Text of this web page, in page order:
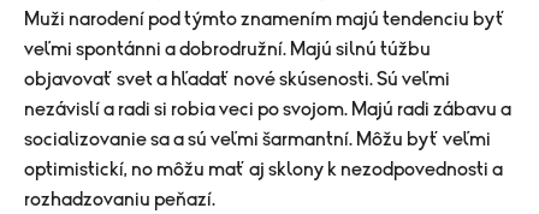
Muži narodení pod týmto znamením majú tendenciu byť
veľmi spontánni a dobrodružní. Majú silnú túžbu
objavovať svet a hľadať nové skúsenosti. Sú veľmi
nezávislí a radi si robia veci po svojom. Majú radi zábavu a
socializovanie sa a sú veľmi šarmantní. Môžu byť veľmi
optimistickí, no môžu mať aj sklony k nezodpovednosti a
rozhadzovaniu peňazí.